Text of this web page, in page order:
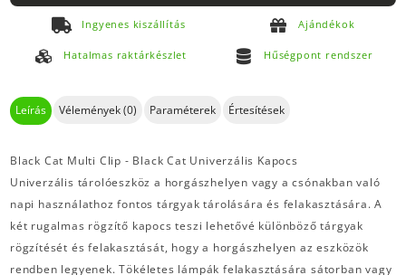
Ingyenes kiszállítás Ajándékok
Hatalmas raktárkészlet Hűségpont rendszer
Leírás Vélemények (0) Paraméterek Értesítések
Black Cat Multi Clip - Black Cat Univerzális Kapocs
Univerzális tárolóeszköz a horgászhelyen vagy a csónakban való
napi használathoz fontos tárgyak tárolására és felakasztására. A
két rugalmas rögzítő kapocs teszi lehetővé különböző tárgyak
rögzítését és felakasztását, hogy a horgászhelyen az eszközök
rendben legyenek. Tökéletes lámpák felakasztására sátorban vagy